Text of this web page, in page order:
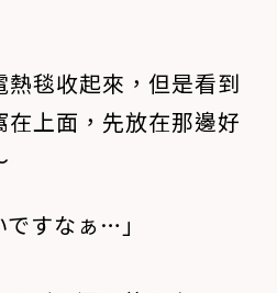
毯收起來，但是看到
上面，先放在那邊好
ですなぁ…」